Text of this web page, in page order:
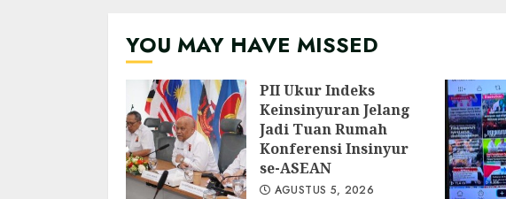
Pendataan Fauna-
Bogor
AGUSTUS 3, 2026
YOU MAY HAVE MISSED
PII Ukur Indeks
Keinsinyuran Jelang
Jadi Tuan Rumah
Konferensi Insinyur
se-ASEAN
AGUSTUS 5, 2026